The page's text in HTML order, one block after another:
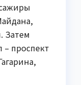
Затем
– проспект